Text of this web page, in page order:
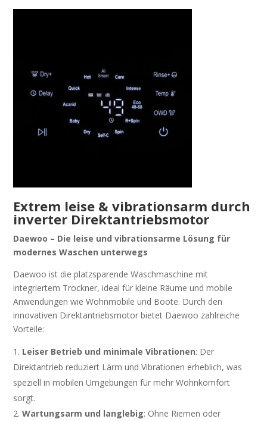
Extrem leise & vibrationsarm durch
inverter Direktantriebsmotor
Daewoo – Die leise und vibrationsarme Lösung für
modernes Waschen unterwegs
Daewoo ist die platzsparende Waschmaschine mit
integriertem Trockner, ideal für kleine Räume und mobile
Anwendungen wie Wohnmobile und Boote. Durch den
innovativen Direktantriebsmotor bietet Daewoo zahlreiche
Vorteile:
Leiser Betrieb und minimale Vibrationen: Der
Direktantrieb reduziert Lärm und Vibrationen erheblich, was
speziell in mobilen Umgebungen für mehr Wohnkomfort
sorgt.
Wartungsarm und langlebig: Ohne Riemen oder